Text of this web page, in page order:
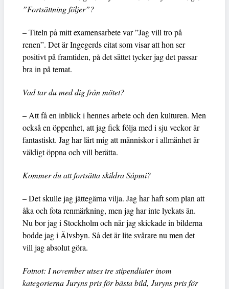
”Fortsättning följer”?
– Titeln på mitt examensarbete var ”Jag vill tro på
renen”. Det är Ingegerds citat som visar att hon ser
positivt på framtiden, på det sättet tycker jag det passar
bra in på temat.
Vad tar du med dig från mötet?
– Att få en inblick i hennes arbete och den kulturen. Men
också en öppenhet, att jag fick följa med i sju veckor är
fantastiskt. Jag har lärt mig att människor i allmänhet är
väldigt öppna och vill berätta.
Kommer du att fortsätta skildra Sápmi?
– Det skulle jag jättegärna vilja. Jag har haft som plan att
åka och fota renmärkning, men jag har inte lyckats än.
Nu bor jag i Stockholm och när jag skickade in bilderna
bodde jag i Älvsbyn. Så det är lite svårare nu men det
vill jag absolut göra.
Fotnot: I november utses tre stipendiater inom
kategorierna Juryns pris för bästa bild, Juryns pris för